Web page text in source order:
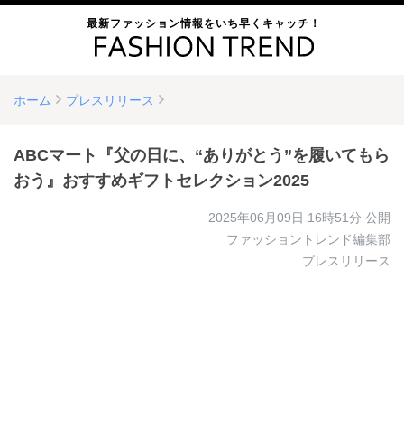
最新ファッション情報をいち早くキャッチ！
ホーム プレスリリース
ABCマート『父の日に、“ありがとう”を履いてもら
おう』おすすめギフトセレクション2025
2025年06月09日 16時51分 公開
ファッショントレンド編集部
プレスリリース